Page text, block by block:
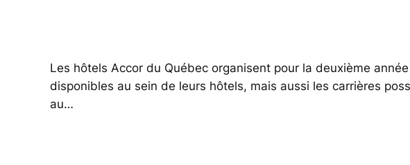
Les hôtels Accor du Québec organisent pour la deuxième
disponibles au sein de leurs hôtels, mais aussi les carrières
au…